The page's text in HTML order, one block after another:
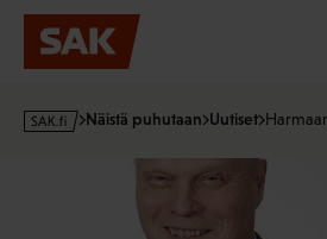
Hyppää
sisältöön
s
Näistä puhutaan Uutiset